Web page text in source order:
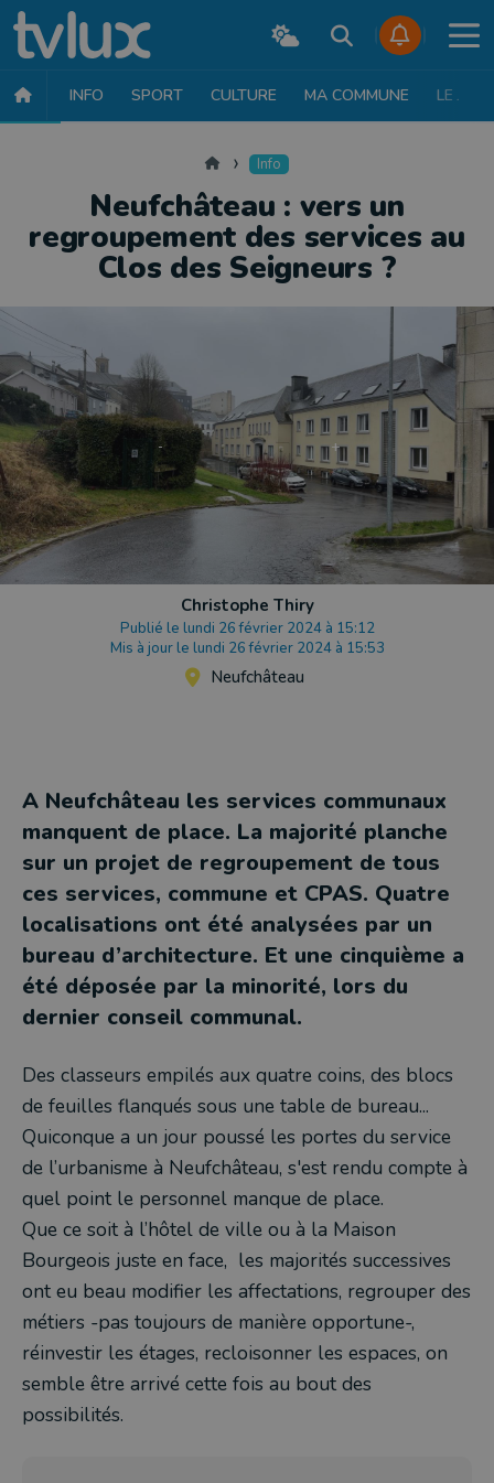
INFO SPORT CULTURE MA COMMUNE LE JT
Accueil Info
Neufchâteau : vers un
regroupement des services au
Clos des Seigneurs ?
Christophe Thiry
Publié le lundi 26 février 2024 à 15:12
Mis à jour le lundi 26 février 2024 à 15:53
Neufchâteau
A Neufchâteau les services communaux
manquent de place. La majorité planche
sur un projet de regroupement de tous
ces services, commune et CPAS. Quatre
localisations ont été analysées par un
bureau d’architecture. Et une cinquième a
été déposée par la minorité, lors du
dernier conseil communal.
Des classeurs empilés aux quatre coins, des blocs
de feuilles flanqués sous une table de bureau...
Quiconque a un jour poussé les portes du service
de l’urbanisme à Neufchâteau, s'est rendu compte à
quel point le personnel manque de place.
Que ce soit à l’hôtel de ville ou à la Maison
Bourgeois juste en face, les majorités successives
ont eu beau modifier les affectations, regrouper des
métiers -pas toujours de manière opportune-,
réinvestir les étages, recloisonner les espaces, on
semble être arrivé cette fois au bout des
possibilités.